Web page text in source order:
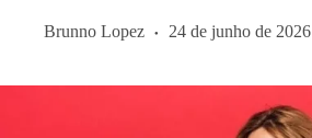
Brunno Lopez 24 de junho de 2026